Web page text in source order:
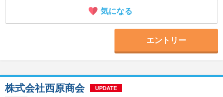
気になる
エントリー
株式会社西原商会 UPDATE